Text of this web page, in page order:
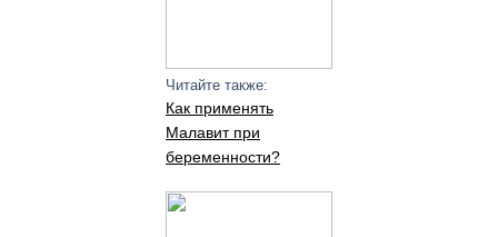
Читайте также:
Как применять
Малавит при
беременности?